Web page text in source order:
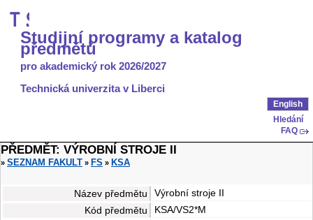
Studijní programy a katalog
předmětů
pro akademický rok 2026/2027
Technická univerzita v Liberci
English
Hledání
FAQ
PŘEDMĚT: VÝROBNÍ STROJE II
» SEZNAM FAKULT » FS » KSA
Název předmětu
Výrobní stroje II
Kód předmětu
KSA/VS2*M